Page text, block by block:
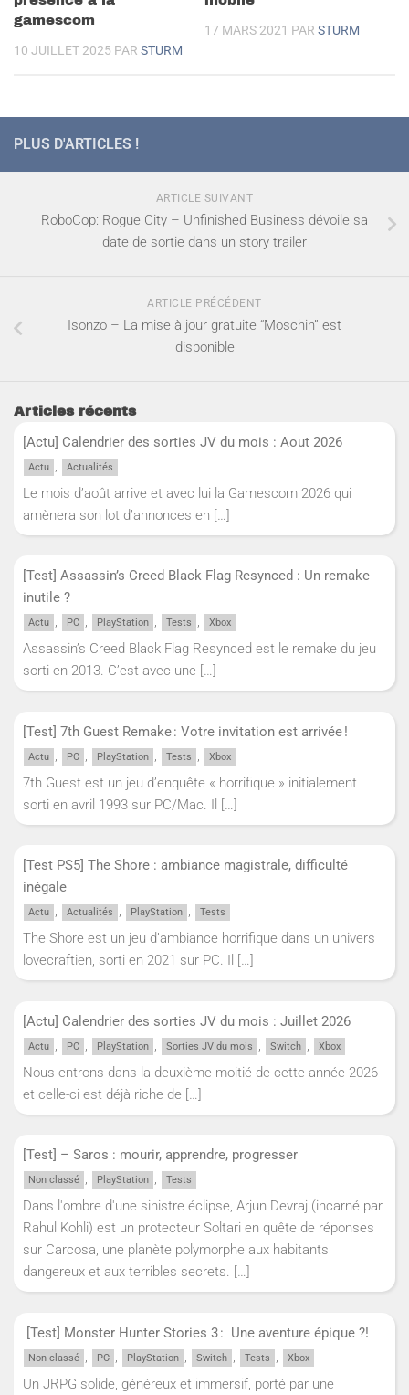
gamescom
10 JUILLET 2025 PAR STURM
17 MARS 2021 PAR STURM
PLUS D'ARTICLES !
ARTICLE SUIVANT
RoboCop: Rogue City – Unfinished Business dévoile sa
date de sortie dans un story trailer
ARTICLE PRÉCÉDENT
Isonzo – La mise à jour gratuite “Moschin” est
disponible
Articles récents
[Actu] Calendrier des sorties JV du mois : Aout 2026
Actu , Actualités
Le mois d’août arrive et avec lui la Gamescom 2026 qui
amènera son lot d’annonces en […]
[Test] Assassin’s Creed Black Flag Resynced : Un remake
inutile ?
Actu , PC , PlayStation , Tests , Xbox
Assassin’s Creed Black Flag Resynced est le remake du jeu
sorti en 2013. C’est avec une […]
[Test] 7th Guest Remake : Votre invitation est arrivée !
Actu , PC , PlayStation , Tests , Xbox
7th Guest est un jeu d’enquête « horrifique » initialement
sorti en avril 1993 sur PC/Mac. Il […]
[Test PS5] The Shore : ambiance magistrale, difficulté
inégale
Actu , Actualités , PlayStation , Tests
The Shore est un jeu d’ambiance horrifique dans un univers
lovecraftien, sorti en 2021 sur PC. Il
[…]
[Actu] Calendrier des sorties JV du mois : Juillet 2026
Actu , PC , PlayStation , Sorties JV du mois , Switch , Xbox
Nous entrons dans la deuxième moitié de cette année 2026
et celle-ci est déjà riche de […]
[Test] – Saros : mourir, apprendre, progresser
Non classé , PlayStation , Tests
Dans l'ombre d'une sinistre éclipse, Arjun Devraj (incarné par
Rahul Kohli) est un protecteur Soltari en quête de réponses
sur Carcosa, une planète polymorphe aux habitants
dangereux et aux terribles secrets. […]
[Test] Monster Hunter Stories 3 : Une aventure épique ?!
Non classé , PC , PlayStation , Switch , Tests , Xbox
Un JRPG solide, généreux et immersif, porté par une